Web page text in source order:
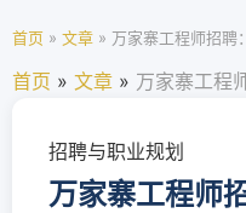
首页 » 文章 » 万家寨工程师招聘
首页 » 文章 » 万家寨工程
招聘与职业规划
万家寨工程师